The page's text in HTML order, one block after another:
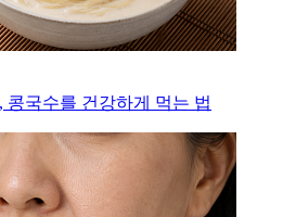
콩국수를 건강하게 먹는 법